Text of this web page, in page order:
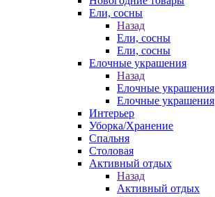
Ели, сосны
Назад
Ели, сосны
Ели, сосны
Елочные украшения
Назад
Елочные украшения
Елочные украшения
Интерьер
Уборка/Хранение
Спальня
Столовая
Активный отдых
Назад
Активный отдых